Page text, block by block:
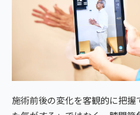
施術前後の変化を客観的に把握